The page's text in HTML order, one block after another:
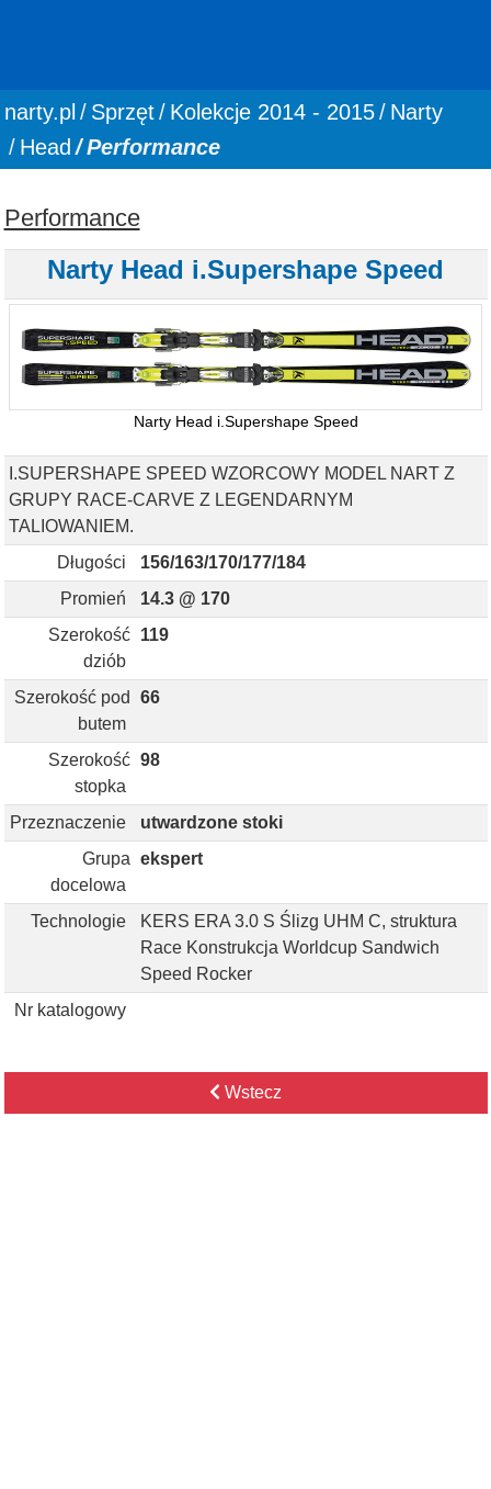
You are here:
narty.pl Sprzęt Kolekcje 2014 - 2015
Narty
Head
Performance
Performance
Narty Head i.Supershape Speed
Narty Head i.Supershape Speed
I.SUPERSHAPE SPEED WZORCOWY MODEL NART Z
GRUPY RACE-CARVE Z LEGENDARNYM
TALIOWANIEM.
Długości
156/163/170/177/184
Promień
14.3 @ 170
Szerokość
dziób
119
Szerokość pod
butem
66
Szerokość
stopka
98
Przeznaczenie
utwardzone stoki
Grupa
docelowa
ekspert
Technologie
KERS ERA 3.0 S Ślizg UHM C, struktura
Race Konstrukcja Worldcup Sandwich
Speed Rocker
Nr katalogowy
Wstecz